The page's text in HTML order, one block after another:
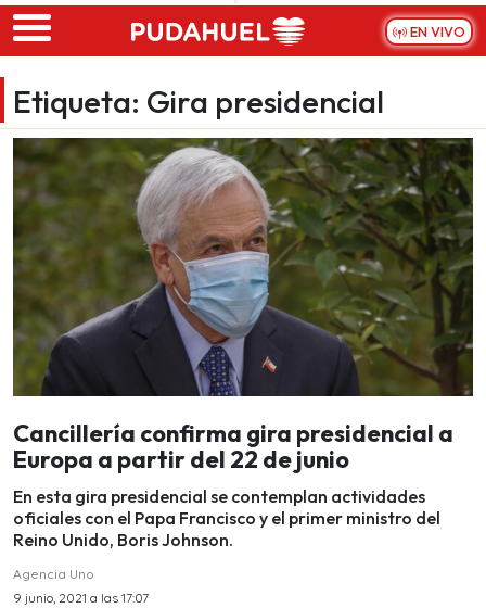
Skip to main content
EN VIVO
Etiqueta: Gira presidencial
Cancillería confirma gira presidencial a
Europa a partir del 22 de junio
En esta gira presidencial se contemplan actividades
oficiales con el Papa Francisco y el primer ministro del
Reino Unido, Boris Johnson.
Agencia Uno
9 junio, 2021 a las 17:07